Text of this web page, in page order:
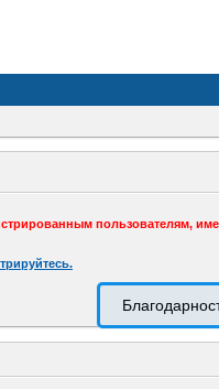
пользователям,